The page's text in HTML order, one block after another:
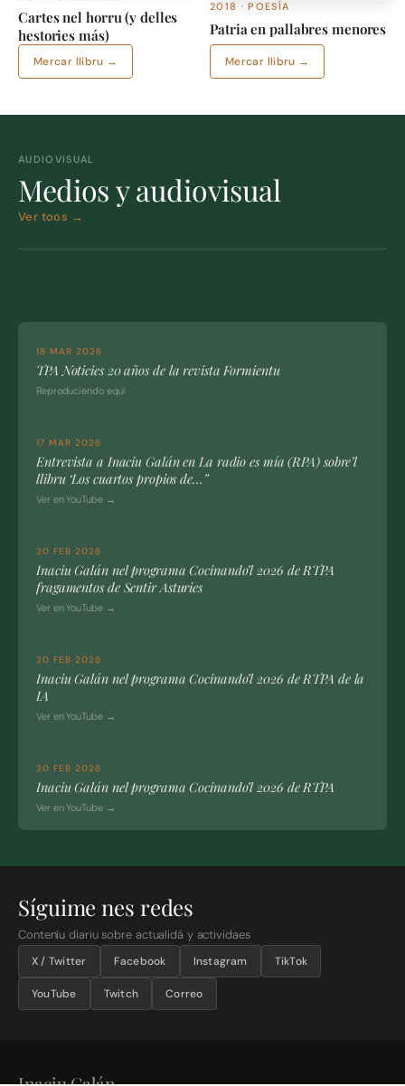
Cartes nel horru (y delles
hestories más)
Mercar llibru →
2018 · POESÍA
Patria en pallabres menores
Mercar llibru →
AUDIOVISUAL
Medios y audiovisual
Ver toos →
18 MAR 2026
TPA Noticies 20 años de la revista Formientu
Reproduciendo equí
17 MAR 2026
Entrevista a Inaciu Galán en La radio es mía (RPA) sobre’l
llibru ‘Los cuartos propios de…”
Ver en YouTube →
20 FEB 2026
Inaciu Galán nel programa Cocinando’l 2026 de RTPA
fragamentos de Sentir Asturies
Ver en YouTube →
20 FEB 2026
Inaciu Galán nel programa Cocinando’l 2026 de RTPA de la
IA
Ver en YouTube →
20 FEB 2026
Inaciu Galán nel programa Cocinando’l 2026 de RTPA
Ver en YouTube →
Síguime nes redes
Conteníu diariu sobre actualidá y actividaes
X / Twitter Facebook Instagram TikTok
YouTube Twitch Correo